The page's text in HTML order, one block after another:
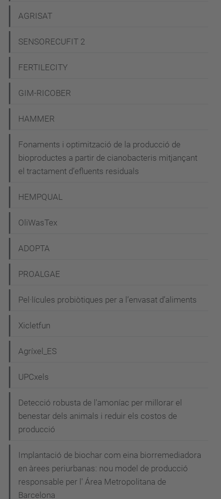
AGRISAT
SENSORECUFIT 2
FERTILECITY
GIM-RICOBER
HAMMER
Fonaments i optimització de la producció de
bioproductes a partir de cianobacteris mitjançant
el tractament d’efluents residuals
HEMPQUAL
OliWasTex
ADOPTA
PROALGAE
Pel·lícules probiòtiques per a l’envasat d’aliments
Xicletfun
Agríxel_ES
UPCxels
Detecció robusta de l'amoníac per millorar el
benestar dels animals i reduir els costos de
producció
Implantació de biochar com eina biorremediadora
en àrees periurbanas: nou model de producció
responsable per l' Área Metropolitana de
Barcelona